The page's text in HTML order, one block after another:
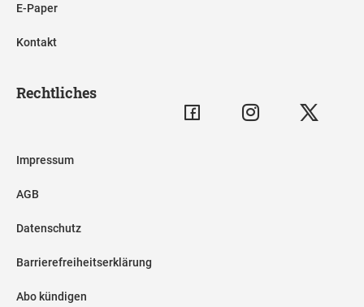
E-Paper
Kontakt
Rechtliches
Impressum
AGB
Datenschutz
Barrierefreiheitserklärung
Abo kündigen